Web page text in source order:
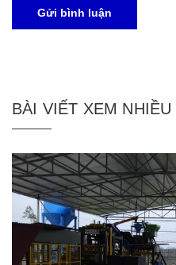
Gửi bình luận
BÀI VIẾT XEM NHIỀU